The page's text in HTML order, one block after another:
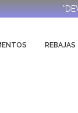
REBAJAS